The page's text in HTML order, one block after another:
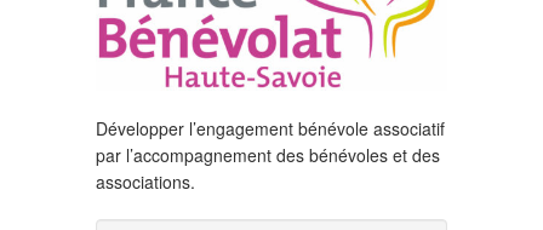
Développer l’engagement bénévole associatif
par l’accompagnement des bénévoles et des
associations.